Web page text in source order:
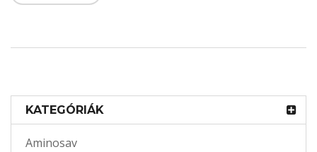
KATEGÓRIÁK
Aminosav